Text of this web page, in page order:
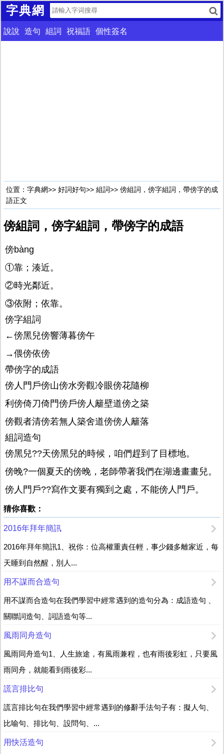
字典網
說說 造句 組詞 祝福語 個性簽名
位置： 字典網>> 好詞好句>> 組詞>> 傍組詞，傍字組詞，帶傍字的成
語正文
傍組詞，傍字組詞，帶傍字的成語
傍bàng
①靠；湊近。
②時光鄰近。
③依附；依靠。
傍字組詞
←傍黑兒傍響薄暮傍午
→偎傍依傍
帶傍字的成語
傍人門戶傍山傍水旁觀冷眼傍花隨柳
利傍倚刀倚門傍戶傍人籬壁道傍之築
傍觀者清傍若無人築舍道傍傍人籬落
組詞造句
傍黑兒??天傍黑兒的時候，咱們趕到了目標地。
傍晚?一個夏天的傍晚，老師帶著我們在湖邊畫畫兒。
傍人門戶??寫作文要有獨到之處，不能傍人門戶。
猜你喜歡：
2016年拜年簡訊
2016年拜年簡訊1、祝你：位高權重責任輕，事少錢多離家近，每
天睡到自然醒，別人...
用不謀而合造句
用不謀而合造句在我們學習中經常遇到的造句分為：成語造句 、
關聯詞造句、詞語造句等...
風雨同舟造句
風雨同舟造句1、人生旅途，有風雨兼程，也有雨後彩虹，只要風
雨同舟，就能看到雨後彩...
謊言排比句
謊言排比句在我們學習中經常遇到的修辭手法句子有：擬人句、
比喻句、排比句、設問句、...
用快活造句